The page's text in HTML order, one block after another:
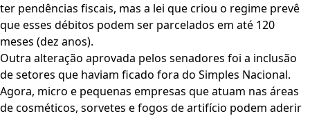
ter pendências fiscais, mas a lei que criou o regime prevê
que esses débitos podem ser parcelados em até 120
meses (dez anos).
Outra alteração aprovada pelos senadores foi a inclusão
de setores que haviam ficado fora do Simples Nacional.
Agora, micro e pequenas empresas que atuam nas áreas
de cosméticos, sorvetes e fogos de artifício podem aderir